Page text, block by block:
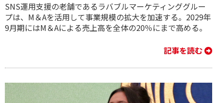
SNS運用支援の老舗であるラバブルマーケティンググルー
プは、M＆Aを活用して事業規模の拡大を加速する。2029年
9月期にはM＆Aによる売上高を全体の20％にまで高める。
記事を読む